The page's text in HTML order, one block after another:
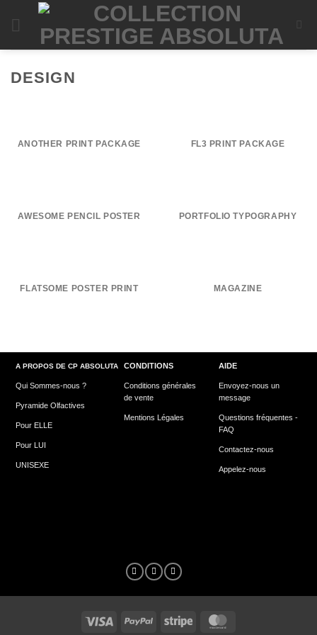
DESIGN
ANOTHER PRINT PACKAGE FL3 PRINT PACKAGE
AWESOME PENCIL POSTER PORTFOLIO TYPOGRAPHY
FLATSOME POSTER PRINT MAGAZINE
A PROPOS DE CP ABSOLUTA
Qui Sommes-nous ?
Pyramide Olfactives
Pour ELLE
Pour LUI
UNISEXE
CONDITIONS
Conditions générales
de vente
Mentions Légales
AIDE
Envoyez-nous un
message
Questions fréquentes -
FAQ
Contactez-nous
Appelez-nous
Visa PayPal Stripe